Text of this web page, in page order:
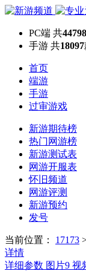
PC端 共44798
手游 共18097
首页
端游
手游
过审游戏
新游期待榜
热门网游榜
新游测试表
网游开服表
怀旧频道
网游评测
新游预约
发号
当前位置： 17173
详情
详细参数 图片9 视